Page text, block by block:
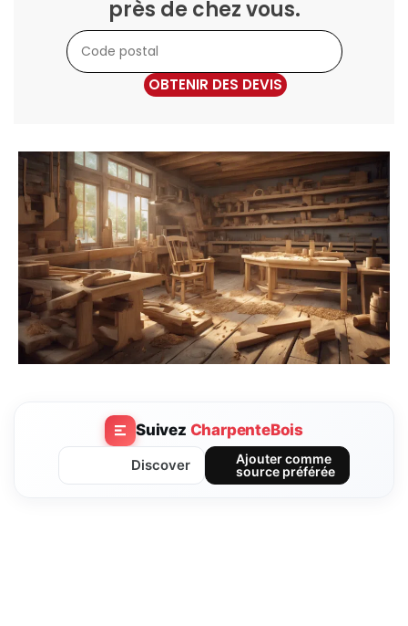
près de chez vous.
OBTENIR DES DEVIS
Suivez CharpenteBois
Discover
Ajouter comme
source préférée